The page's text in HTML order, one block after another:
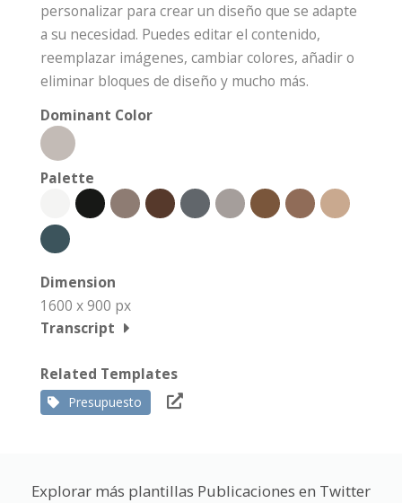
personalizar para crear un diseño que se adapte
a su necesidad. Puedes editar el contenido,
reemplazar imágenes, cambiar colores, añadir o
eliminar bloques de diseño y mucho más.
Dominant Color
Palette
Dimension
1600 x 900 px
Transcript
Related Templates
Presupuesto
Explorar más plantillas Publicaciones en Twitter